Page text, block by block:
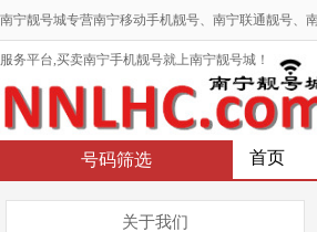
南宁靓号城专营南宁移动手机靓号、南宁联通靓号、
服务平台,买卖南宁手机靓号就上南宁靓号城！
号码筛选 首页
关于我们